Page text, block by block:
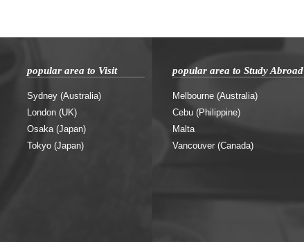
popular area to Visit
Sydney (Australia)
London (UK)
Osaka (Japan)
Tokyo (Japan)
popular area to Study Abroad
Melbourne (Australia)
Cebu (Philippine)
Malta
Vancouver (Canada)